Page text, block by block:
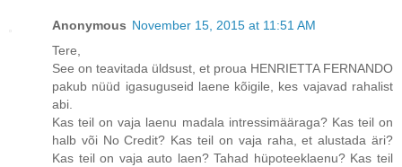
Anonymous November 15, 2015 at 11:51 AM
Tere,
See on teavitada üldsust, et proua HENRIETTA FERNANDO
pakub nüüd igasuguseid laene kõigile, kes vajavad rahalist
abi.
Kas teil on vaja laenu madala intressimääraga? Kas teil on
halb või No Credit? Kas teil on vaja raha, et alustada äri?
Kas teil on vaja auto laen? Tahad hüpoteeklaenu? Kas teil